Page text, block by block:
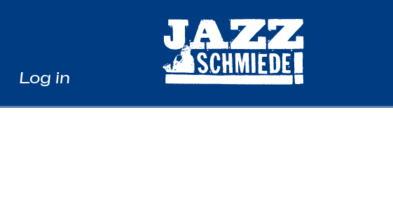
Log in